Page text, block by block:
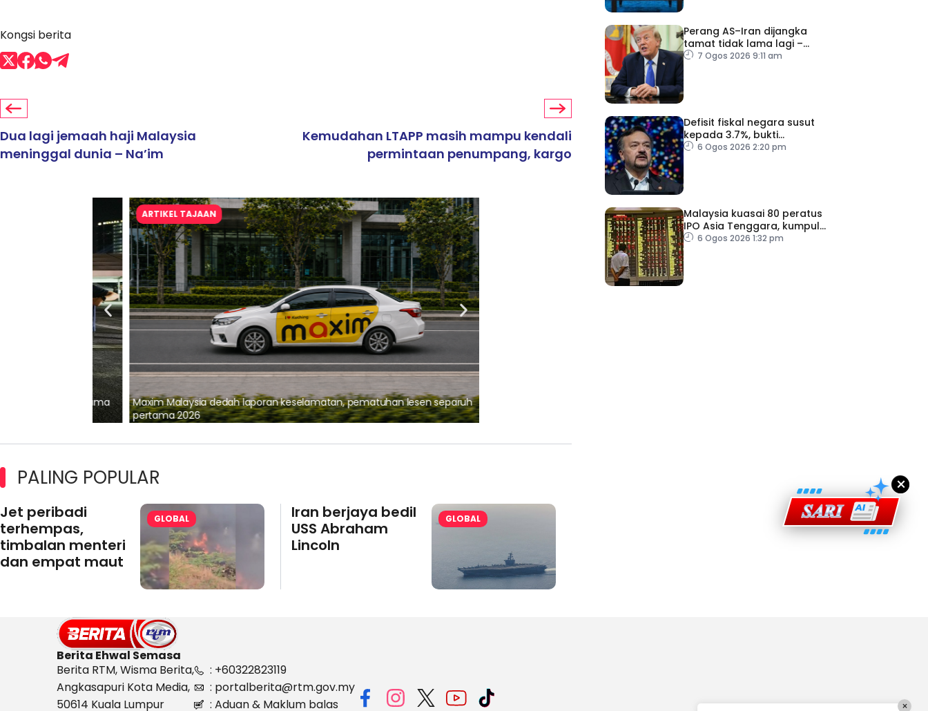
Kongsi berita
Dua lagi jemaah haji Malaysia
meninggal dunia – Na’im
Kemudahan LTAPP masih mampu kendali
permintaan penumpang, kargo
ARTIKEL TAJAAN
Maxim Malaysia dedah laporan keselamatan, pematuhan lesen separuh
pertama 2026
PALING POPULAR
Jet peribadi
terhempas,
timbalan menteri
dan empat maut
GLOBAL
Iran berjaya bedil
USS Abraham
Lincoln
GLOBAL
Perang AS–Iran dijangka
tamat tidak lama lagi –
Trump
7 Ogos 2026 9:11 am
Defisit fiskal negara susut
kepada 3.7%, bukti
keyakinan pelabur masih
6 Ogos 2026 2:20 pm
Malaysia kuasai 80 peratus
IPO Asia Tenggara, kumpul
AS$1.4 bilion separuh
6 Ogos 2026 1:32 pm
×
Berita Ehwal Semasa
Berita RTM, Wisma Berita,
Angkasapuri Kota Media,
50614 Kuala Lumpur
: +60322823119
: portalberita@rtm.gov.my
: Aduan & Maklum balas
×